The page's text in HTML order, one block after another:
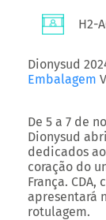
H2-
Dionysud
Embalagem
De 5 a 7 de
Dionysud
dedicados
coração do
França.
apresentará
rotulagem.